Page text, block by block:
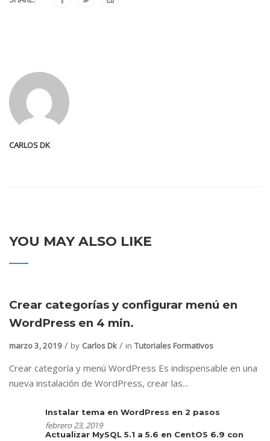
CARLOS DK
YOU MAY ALSO LIKE
Crear categorías y configurar menú en
WordPress en 4 min.
marzo 3, 2019 by Carlos Dk in Tutoriales Formativos
Crear categoría y menú WordPress Es indispensable en una
nueva instalación de WordPress, crear las...
Instalar tema en WordPress en 2 pasos
febrero 23, 2019
Actualizar MySQL 5.1 a 5.6 en CentOS 6.9 con